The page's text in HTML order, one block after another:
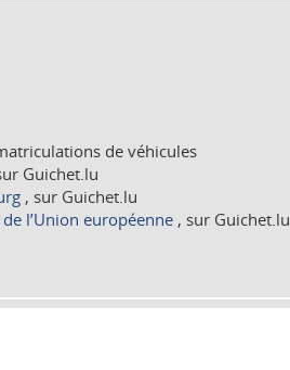
de véhicules
Guichet.lu
, sur Guichet.lu
l’Union européenne , sur Guichet.lu